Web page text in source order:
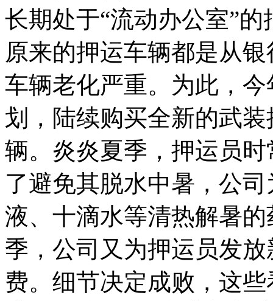
长期处于“流动办公室”
原来的押运车辆都是从
车辆老化严重。为此，
划，陆续购买全新的武
辆。炎炎夏季，押运员
了避免其脱水中暑，公
液、十滴水等清热解暑
季，公司又为押运员发
费。细节决定成败，这